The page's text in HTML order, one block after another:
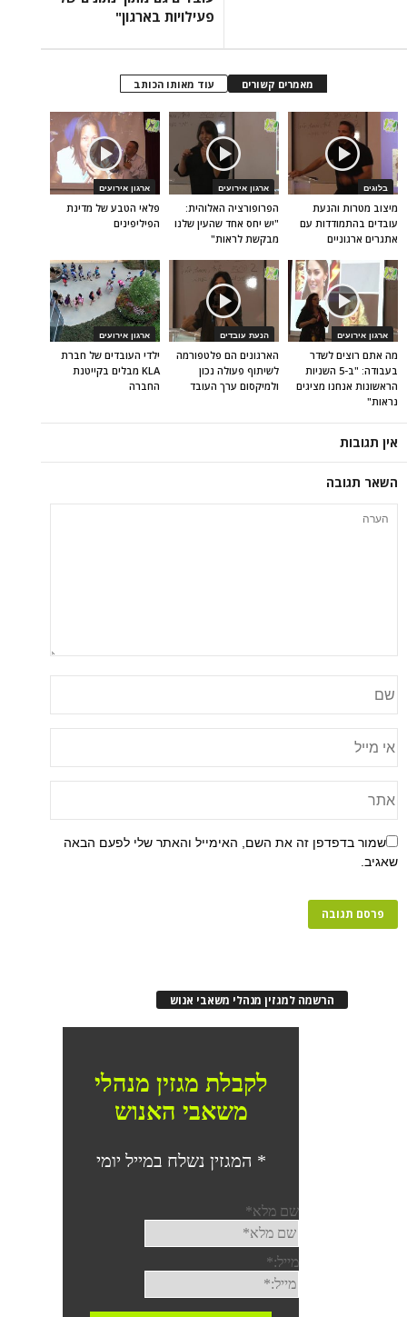
פעילויות בארגון"
מאמרים קשורים עוד מאותו הכותב
ארגון אירועים
פלאי הטבע של מדינת
הפיליפינים
ארגון אירועים
הפרופורציה האלוהית:
"יש יחס אחד שהעין שלנו
מבקשת לראות"
בלוגים
מיצוב מטרות והנעת
עובדים בהתמודדות עם
אתגרים ארגוניים
ארגון אירועים
ילדי העובדים של חברת
KLA מבלים בקייטנת
החברה
הנעת עובדים
הארגונים הם פלטפורמה
לשיתוף פעולה נכון
ולמיקסום ערך העובד
ארגון אירועים
מה אתם רוצים לשדר
בעבודה: "ב-5 השניות
הראשונות אנחנו מציגים
נראות"
אין תגובות
השאר תגובה
שמור בדפדפן זה את השם, האימייל והאתר שלי לפעם הבאה
שאגיב.
הרשמה למגזין מנהלי משאבי אנוש